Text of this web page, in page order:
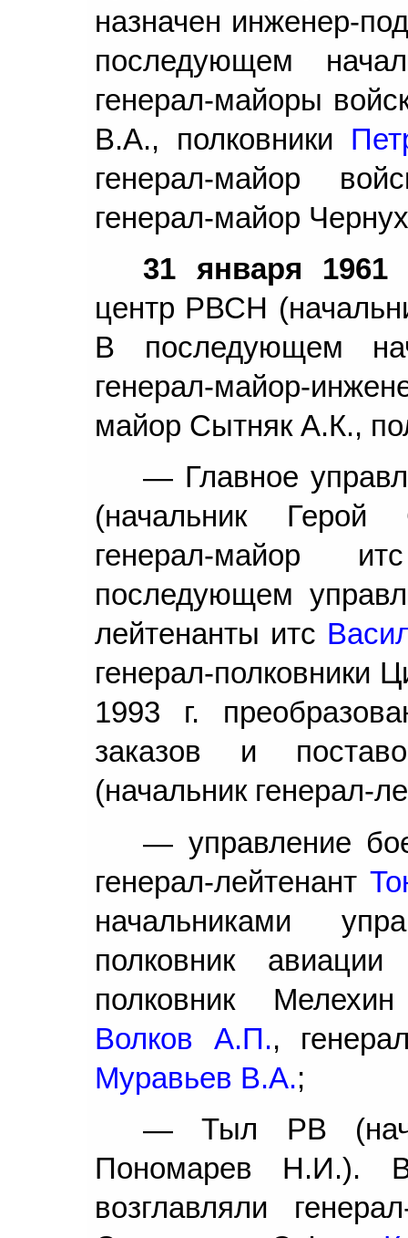
назначен инженер-
последующем
генерал-майоры
В.А., полковники
генерал-майор
генерал-майор
31 января 1961
центр РВСН
В последующем
генерал-майор-
майор Сытняк А.К.,
— Главное
(начальник Герой
генерал-майор
последующем
лейтенанты итс
генерал-полковники
1993 г.
заказов и
(начальник генерал-
— управление
генерал-лейтенант
начальниками
полковник
полковник
Волков А.П.,
Муравьев В.А.;
— Тыл РВ
Пономарев Н.И.).
возглавляли